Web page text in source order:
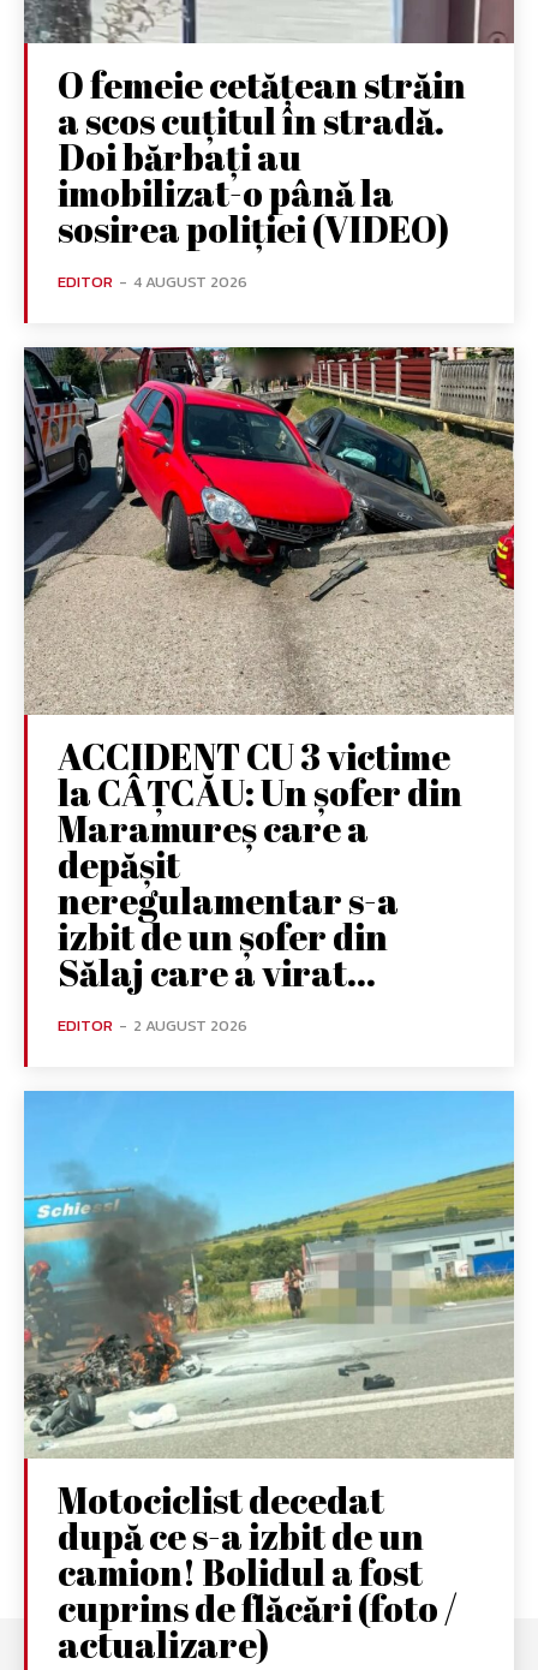
O femeie cetățean străin
a scos cuțitul în stradă.
Doi bărbați au
imobilizat-o până la
sosirea poliției (VIDEO)
EDITOR - 4 AUGUST 2026
ACCIDENT CU 3 victime
la CÂȚCĂU: Un șofer din
Maramureș care a
depășit
neregulamentar s-a
izbit de un șofer din
Sălaj care a virat...
EDITOR - 2 AUGUST 2026
Motociclist decedat
după ce s-a izbit de un
camion! Bolidul a fost
cuprins de flăcări (foto /
actualizare)